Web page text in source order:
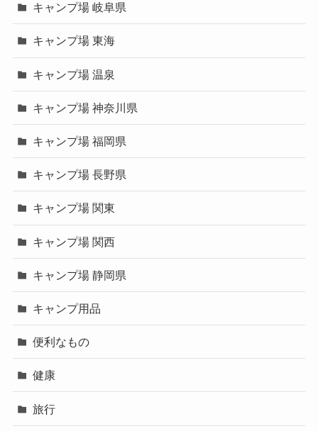
キャンプ場 岐阜県
キャンプ場 東海
キャンプ場 温泉
キャンプ場 神奈川県
キャンプ場 福岡県
キャンプ場 長野県
キャンプ場 関東
キャンプ場 関西
キャンプ場 静岡県
キャンプ用品
便利なもの
健康
旅行